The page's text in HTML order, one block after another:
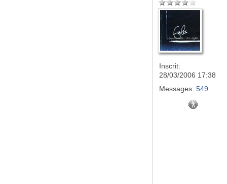
Inscrit:
28/03/2006 17:38
Messages: 549